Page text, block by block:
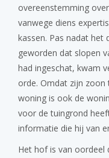
overeenstemming
vanwege diens
kassen. Pas nadat het
geworden dat slopen
had ingeschat, kwam
orde. Omdat zijn zoon
woning is ook de
voor de tuingrond
informatie die hij van
Het hof is van oordeel